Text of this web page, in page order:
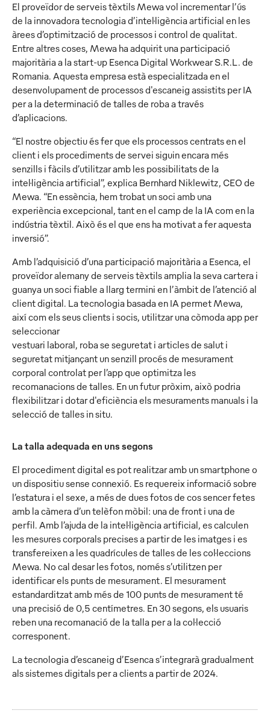
El proveïdor de serveis tèxtils Mewa vol incrementar l’ús
de la innovadora tecnologia d’intel·ligència artificial en les
àrees d’optimització de processos i control de qualitat.
Entre altres coses, Mewa ha adquirit una participació
majoritària a la start-up Esenca Digital Workwear S.R.L. de
Romania. Aquesta empresa està especialitzada en el
desenvolupament de processos d'escaneig assistits per IA
per a la determinació de talles de roba a través
d’aplicacions.
“El nostre objectiu és fer que els processos centrats en el
client i els procediments de servei siguin encara més
senzills i fàcils d’utilitzar amb les possibilitats de la
intel·ligència artificial”, explica Bernhard Niklewitz, CEO de
Mewa. “En essència, hem trobat un soci amb una
experiència excepcional, tant en el camp de la IA com en la
indústria tèxtil. Això és el que ens ha motivat a fer aquesta
inversió”.
Amb l’adquisició d’una participació majoritària a Esenca, el
proveïdor alemany de serveis tèxtils amplia la seva cartera i
guanya un soci fiable a llarg termini en l’àmbit de l’atenció al
client digital. La tecnologia basada en IA permet Mewa,
així com els seus clients i socis, utilitzar una còmoda app per
seleccionar
vestuari laboral, roba se seguretat i articles de salut i
seguretat mitjançant un senzill procés de mesurament
corporal controlat per l’app que optimitza les
recomanacions de talles. En un futur pròxim, això podria
flexibilitzar i dotar d'eficiència els mesuraments manuals i la
selecció de talles in situ.
La talla adequada en uns segons
El procediment digital es pot realitzar amb un smartphone o
un dispositiu sense connexió. Es requereix informació sobre
l’estatura i el sexe, a més de dues fotos de cos sencer fetes
amb la càmera d’un telèfon mòbil: una de front i una de
perfil. Amb l’ajuda de la intel·ligència artificial, es calculen
les mesures corporals precises a partir de les imatges i es
transfereixen a les quadrícules de talles de les col·leccions
Mewa. No cal desar les fotos, només s’utilitzen per
identificar els punts de mesurament. El mesurament
estandarditzat amb més de 100 punts de mesurament té
una precisió de 0,5 centímetres. En 30 segons, els usuaris
reben una recomanació de la talla per a la col·lecció
corresponent.
La tecnologia d’escaneig d’Esenca s’integrarà gradualment
als sistemes digitals per a clients a partir de 2024.